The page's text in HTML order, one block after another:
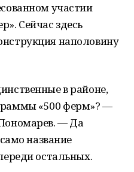
участии
Сейчас здесь
наполовину
в районе,
«500 ферм»? —
— Да
название
остальных.